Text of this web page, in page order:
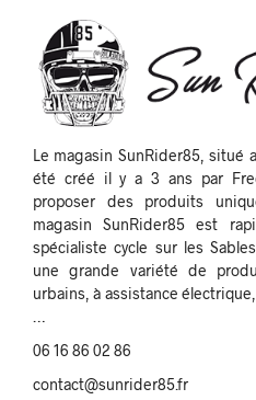
Le magasin SunRider85, situé
été créé il y a 3 ans par
proposer des produits
magasin SunRider85 est
spécialiste cycle sur les
une grande variété de
urbains, à assistance
06 16 86 02 86
contact@sunrider85.fr